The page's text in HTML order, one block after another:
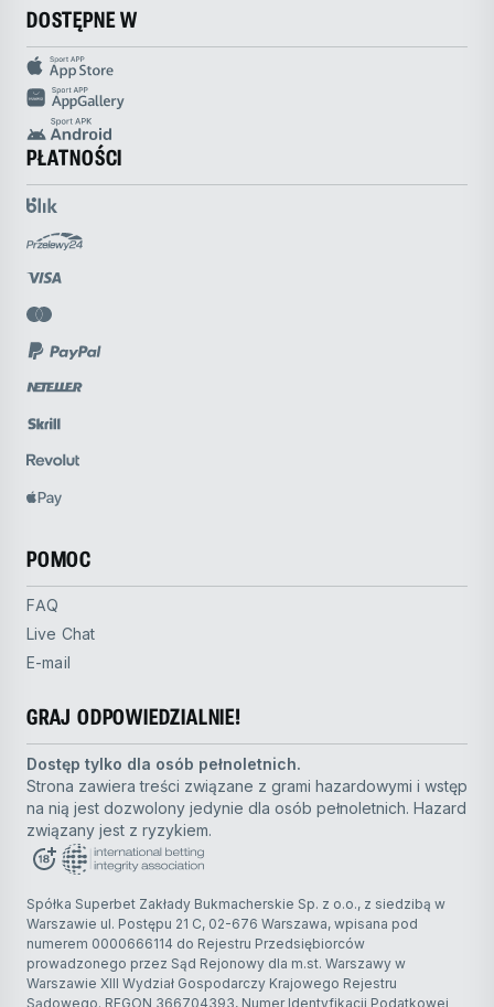
DOSTĘPNE W
PŁATNOŚCI
POMOC
FAQ
Live Chat
E-mail
GRAJ ODPOWIEDZIALNIE!
Dostęp tylko dla osób pełnoletnich.
Strona zawiera treści związane z grami hazardowymi i wstęp
na nią jest dozwolony jedynie dla osób pełnoletnich. Hazard
związany jest z ryzykiem.
Spółka Superbet Zakłady Bukmacherskie Sp. z o.o., z siedzibą w
Warszawie ul. Postępu 21 C, 02-676 Warszawa, wpisana pod
numerem 0000666114 do Rejestru Przedsiębiorców
prowadzonego przez Sąd Rejonowy dla m.st. Warszawy w
Warszawie XIII Wydział Gospodarczy Krajowego Rejestru
Sądowego. REGON 366704393, Numer Identyfikacji Podatkowej